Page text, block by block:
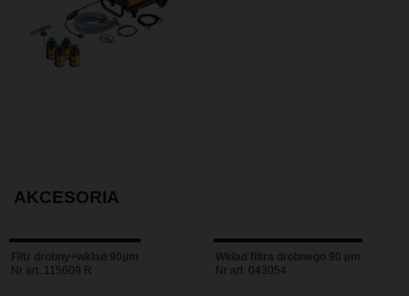
AKCESORIA
Filtr drobny+wkład 90µm
Nr art. 115609 R
Wkład filtra drobnego 90 µm
Nr art. 043054